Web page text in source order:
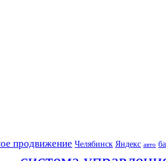
продвижение Челябинск Яндекс авто